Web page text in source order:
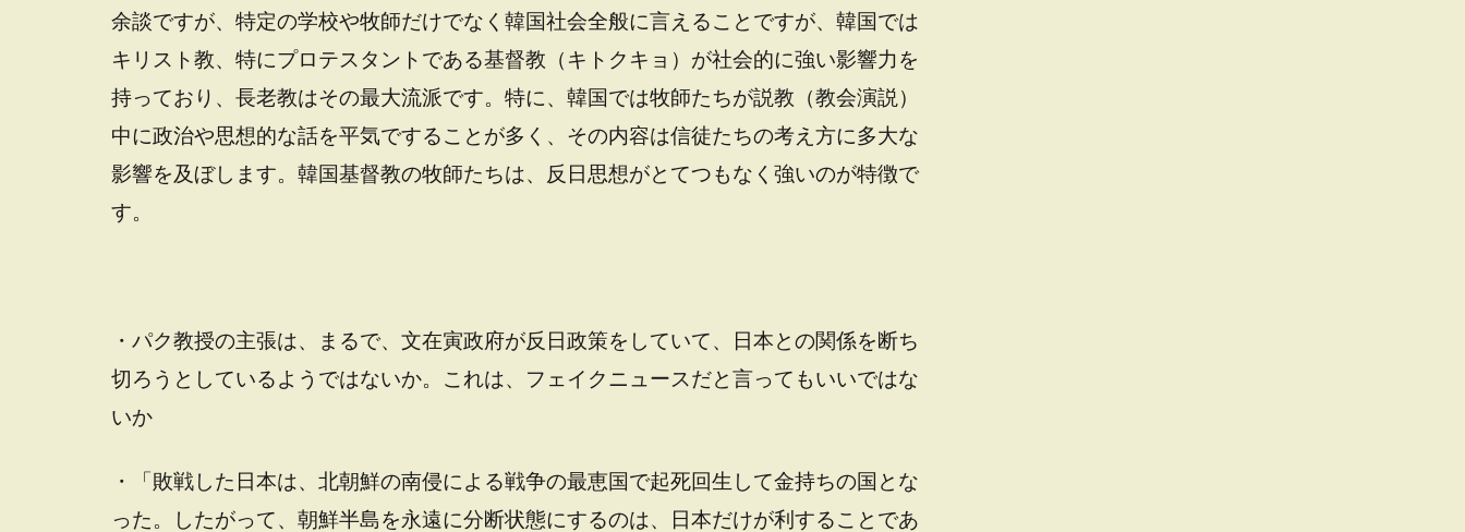
余談ですが、特定の学校や牧師だけでなく韓国社会全般に言えることですが、韓国では
キリスト教、特にプロテスタントである基督教（キトクキョ）が社会的に強い影響力を
持っており、長老教はその最大流派です。特に、韓国では牧師たちが説教（教会演説）
中に政治や思想的な話を平気ですることが多く、その内容は信徒たちの考え方に多大な
影響を及ぼします。韓国基督教の牧師たちは、反日思想がとてつもなく強いのが特徴で
す。
・パク教授の主張は、まるで、文在寅政府が反日政策をしていて、日本との関係を断ち
切ろうとしているようではないか。これは、フェイクニュースだと言ってもいいではな
いか
・「敗戦した日本は、北朝鮮の南侵による戦争の最恵国で起死回生して金持ちの国とな
った。したがって、朝鮮半島を永遠に分断状態にするのは、日本だけが利することであ